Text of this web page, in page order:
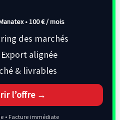
•100 € / mois
des marchés
Export alignée
& livrables
l’offre →
• Facture immédiate